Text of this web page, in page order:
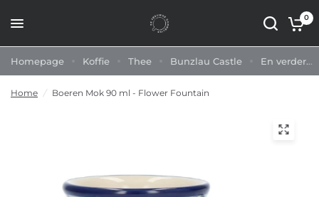
0
Homepage Koffie Thee Bunzlau Castle En verder...
Home / Boeren Mok 90 ml - Flower Fountain